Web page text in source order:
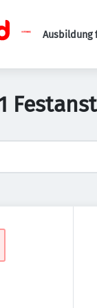
Ausbildung